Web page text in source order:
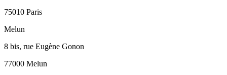
75010 Paris
Melun
8 bis, rue Eugène Gonon
77000 Melun